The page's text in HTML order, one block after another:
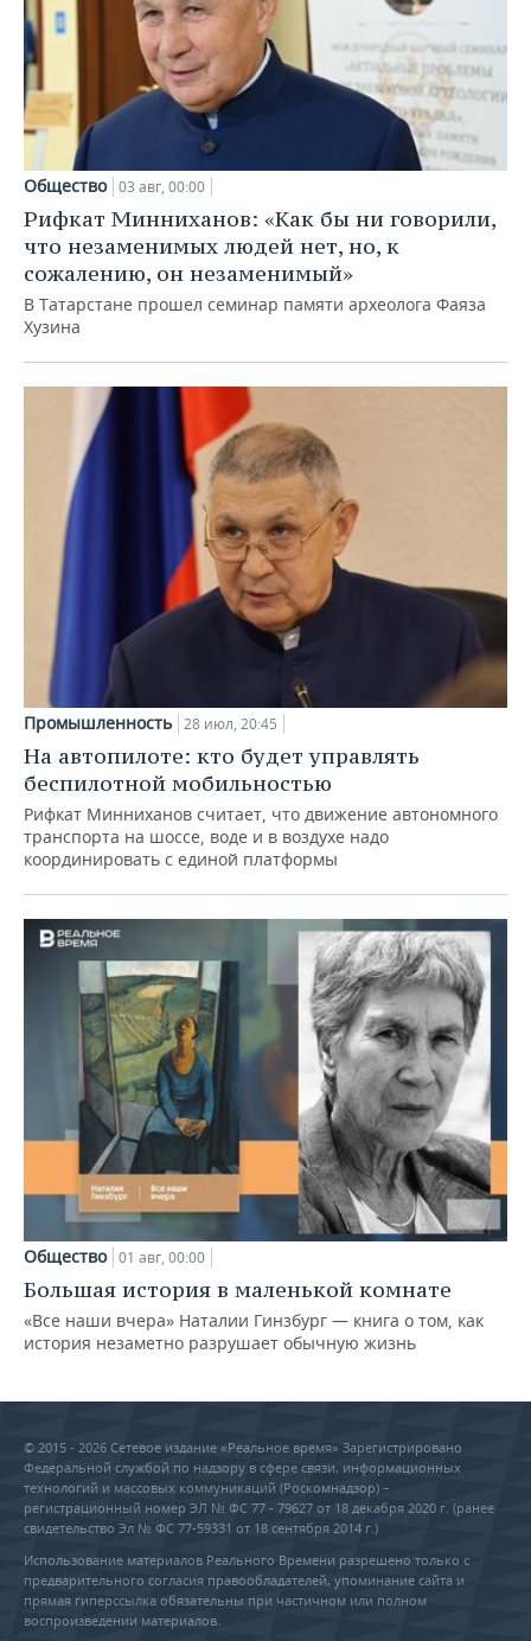
Общество 03 авг, 00:00
Рифкат Минниханов: «Как бы ни говорили,
что незаменимых людей нет, но, к
сожалению, он незаменимый»
В Татарстане прошел семинар памяти археолога Фаяза
Хузина
Промышленность 28 июл, 20:45
На автопилоте: кто будет управлять
беспилотной мобильностью
Рифкат Минниханов считает, что движение автономного
транспорта на шоссе, воде и в воздухе надо
координировать с единой платформы
Общество 01 авг, 00:00
Большая история в маленькой комнате
«Все наши вчера» Наталии Гинзбург — книга о том, как
история незаметно разрушает обычную жизнь
© 2015 - 2026 Сетевое издание «Реальное время» Зарегистрировано
Федеральной службой по надзору в сфере связи, информационных
технологий и массовых коммуникаций (Роскомнадзор) –
регистрационный номер ЭЛ № ФС 77 - 79627 от 18 декабря 2020 г. (ранее
свидетельство Эл № ФС 77-59331 от 18 сентября 2014 г.)
Использование материалов Реального Времени разрешено только с
предварительного согласия правообладателей, упоминание сайта и
прямая гиперссылка обязательны при частичном или полном
воспроизведении материалов.